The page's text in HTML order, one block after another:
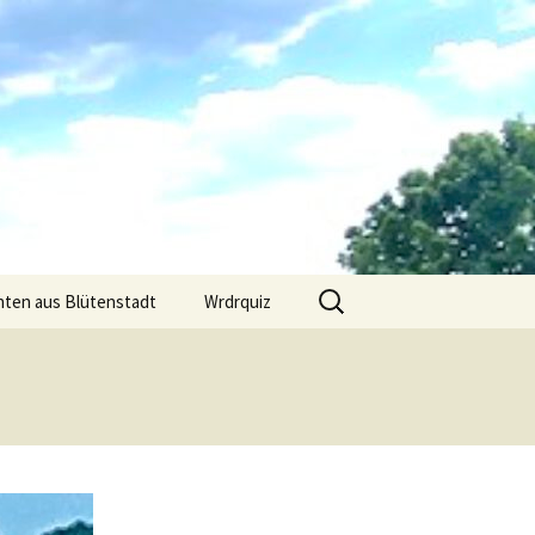
aus Blütenstadt Wrdrquiz
Suchen
nach: